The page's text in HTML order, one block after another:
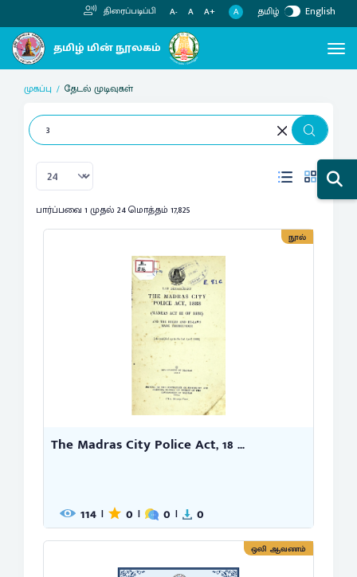
திரைப்படிப்பி A- A A+ A தமிழ் English
முகப்பு தேடல் முடிவுகள்
பார்ப்பவை 1 முதல் 24 மொத்தம் 17,825
நூல்
The Madras City Police Act, 18 ...
114 | 0 | 0 | 0
ஒலி ஆவணம்